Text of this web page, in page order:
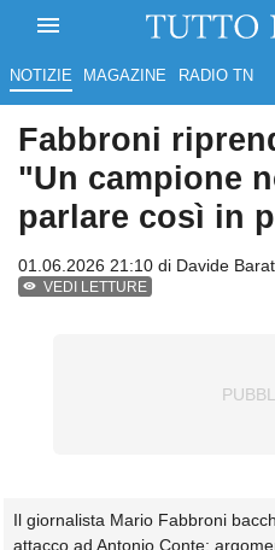
NOTIZIE MAGAZINE RADIO TN
Fabbroni
"Un campione
parlare così in
01.06.2026 21:10 di Davide
VEDI LETTURE
Il giornalista Mario Fabbroni
attacco ad Antonio Conte: